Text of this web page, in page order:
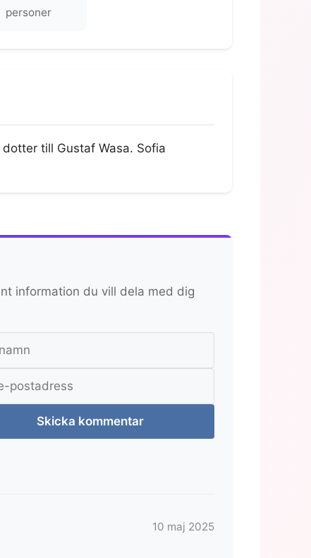
personer
till Gustaf Wasa. Sofia
information du vill dela med dig
Skicka kommentar
10 maj 2025